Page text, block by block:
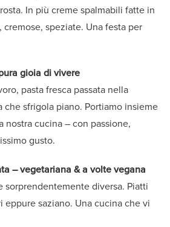
In più creme spalmabili fatte in
cremose, speziate. Una festa per
gioia di vivere
pasta fresca passata nella
che sfrigola piano. Portiamo insieme
nostra cucina – con passione,
gusto.
– vegetariana & a volte vegana
sorprendentemente diversa. Piatti
eppure saziano. Una cucina che vi